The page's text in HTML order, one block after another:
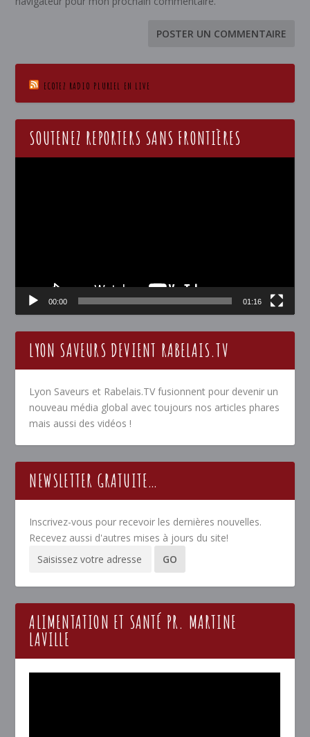
ECOTEZ RADIO PLURIEL EN LIVE
SOUTENEZ REPORTERS SANS FRONTIÈRES
00:00 01:16
LYON SAVEURS DEVIENT RABELAIS.TV
Lyon Saveurs et Rabelais.TV fusionnent pour devenir un
nouveau média global avec toujours nos articles phares
mais aussi des vidéos !
NEWSLETTER GRATUITE…
Inscrivez-vous pour recevoir les dernières nouvelles.
Recevez aussi d'autres mises à jours du site!
ALIMENTATION ET SANTÉ PR. MARTINE
LAVILLE